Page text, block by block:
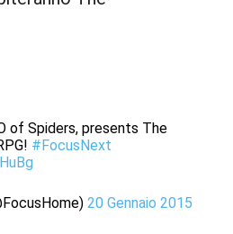
of Spiders, presents The
#FocusNext
20 Gennaio 2015